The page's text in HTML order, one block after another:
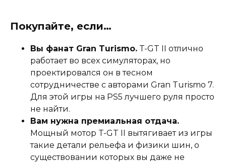
Покупайте, если…
Вы фанат Gran Turismo. T-GT II отлично
работает во всех симуляторах, но
проектировался он в тесном
сотрудничестве с авторами Gran Turismo 7.
Для этой игры на PS5 лучшего руля просто
не найти.
Вам нужна премиальная отдача.
Мощный мотор T-GT II вытягивает из игры
такие детали рельефа и физики шин, о
существовании которых вы даже не